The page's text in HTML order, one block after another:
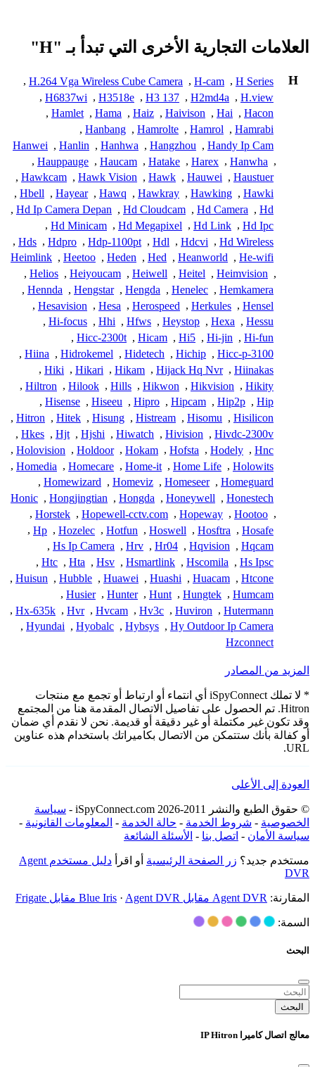
العلامات التجارية الأخرى التي تبدأ بـ "H"
H
H Series
,
H-cam
,
H.264 Vga Wireless Cube Camera
,
H.view
,
H2md4a
,
H3 137
,
H3518e
,
H6837wi
,
Hacon
,
Hai
,
Haivison
,
Haiz
,
Hama
,
Hamlet
,
Hamrabi
,
Hamrol
,
Hamrolte
,
Hanbang
,
Handy Ip Cam
,
Hangzhou
,
Hanhwa
,
Hanlin
,
Hanwei
,
Hanwha
,
Harex
,
Hatake
,
Haucam
,
Hauppauge
,
Haustuer
,
Hauwei
,
Hawk
,
Hawk Vision
,
Hawkcam
,
Hawki
,
Hawking
,
Hawkray
,
Hawq
,
Hayear
,
Hbell
,
Hd
,
Hd Camera
,
Hd Cloudcam
,
Hd Ip Camera Depan
,
Hd Ipc
,
Hd Link
,
Hd Megapixel
,
Hd Minicam
,
Hd Wireless
,
Hdcvi
,
Hdl
,
Hdp-1100pt
,
Hdpro
,
Hds
,
He-wifi
,
Heanworld
,
Hed
,
Heden
,
Heetoo
,
Heimlink
,
Heimvision
,
Heitel
,
Heiwell
,
Heiyoucam
,
Helios
,
Hemkamera
,
Henelec
,
Hengda
,
Hengstar
,
Hennda
,
Hensel
,
Herkules
,
Herospeed
,
Hesa
,
Hesavision
,
Hessu
,
Hexa
,
Heystop
,
Hfws
,
Hhi
,
Hi-focus
,
Hi-fun
,
Hi-jin
,
Hi5
,
Hicam
,
Hicc-2300t
,
Hicc-p-3100
,
Hichip
,
Hidetech
,
Hidrokemel
,
Hiina
,
Hiinakas
,
Hijack Hq Nvr
,
Hikam
,
Hikari
,
Hiki
,
Hikity
,
Hikvision
,
Hikwon
,
Hills
,
Hilook
,
Hiltron
,
Hip
,
Hip2p
,
Hipcam
,
Hipro
,
Hiseeu
,
Hisense
,
Hisilicon
,
Hisomu
,
Histream
,
Hisung
,
Hitek
,
Hitron
,
Hivdc-2300v
,
Hivision
,
Hiwatch
,
Hjshi
,
Hjt
,
Hkes
,
Hnc
,
Hodely
,
Hofsta
,
Hokam
,
Holdoor
,
Holovision
,
Holowits
,
Home Life
,
Home-it
,
Homecare
,
Homedia
,
Homeguard
,
Homeseer
,
Homeviz
,
Homewizard
,
Honestech
,
Honeywell
,
Hongda
,
Hongjingtian
,
Honic
,
Hootoo
,
Hopeway
,
Hopewell-cctv.com
,
Horstek
,
Hosafe
,
Hosftra
,
Hoswell
,
Hotfun
,
Hozelec
,
Hp
,
Hqcam
,
Hqvision
,
Hr04
,
Hrv
,
Hs Ip Camera
,
Hs Ipsc
,
Hscomila
,
Hsmartlink
,
Hsv
,
Hta
,
Htc
,
Htcone
,
Huacam
,
Huashi
,
Huawei
,
Hubble
,
Huisun
,
Humcam
,
Hungtek
,
Hunt
,
Hunter
,
Husier
,
Hutermann
,
Huviron
,
Hv3c
,
Hvcam
,
Hvr
,
Hx-635k
,
Hy Outdoor Ip Camera
,
Hybsys
,
Hyobalc
,
Hyundai
,
Hzconnect
المزيد من المصادر
* لا تملك iSpyConnect أي انتماء أو ارتباط أو تجمع مع منتجات
Hitron. تم الحصول على تفاصيل الاتصال المقدمة هنا من المجتمع
وقد تكون غير مكتملة أو غير دقيقة أو قديمة. نحن لا نقدم أي ضمان
أو كفالة بأنك ستتمكن من الاتصال بكاميراتك باستخدام هذه عناوين
URL.
العودة إلى الأعلى
© حقوق الطبع والنشر 2011-2026 iSpyConnect.com -
سياسة
الخصوصية - شروط الخدمة - حالة الخدمة - المعلومات القانونية -
سياسة الأمان - اتصل بنا - الأسئلة الشائعة
مستخدم جديد؟ زر الصفحة الرئيسية أو اقرأ
دليل مستخدم Agent
DVR
المقارنة: Agent DVR مقابل Blue Iris · Agent DVR مقابل Frigate
السمة:
البحث
البحث
معالج اتصال كاميرا IP Hitron